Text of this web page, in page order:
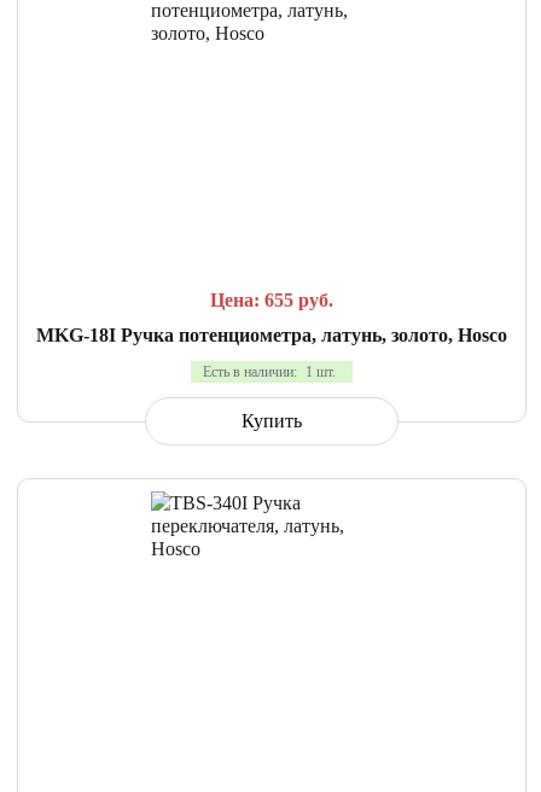
Цена: 655 руб.
MKG-18I Ручка потенциометра, латунь, золото, Hosco
Есть в наличии: 1 шт.
Купить